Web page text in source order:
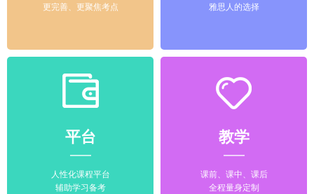
更完善、更聚焦考点
雅思人的选择
平台
人性化课程平台
辅助学习备考
教学
课前、课中、课后
全程量身定制